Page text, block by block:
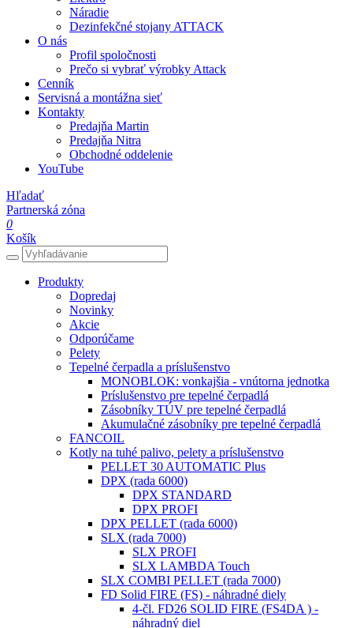
Náradie
Dezinfekčné stojany ATTACK
O nás
Profil spoločnosti
Prečo si vybrať výrobky Attack
Cenník
Servisná a montážna sieť
Kontakty
Predajňa Martin
Predajňa Nitra
Obchodné oddelenie
YouTube
Hľadať
Partnerská zóna
0
Košík
Produkty
Dopredaj
Novinky
Akcie
Odporúčame
Pelety
Tepelné čerpadla a príslušenstvo
MONOBLOK: vonkajšia - vnútorna jednotka
Príslušenstvo pre tepelné čerpadlá
Zásobníky TÚV pre tepelné čerpadlá
Akumulačné zásobníky pre tepelné čerpadlá
FANCOIL
Kotly na tuhé palivo, pelety a príslušenstvo
PELLET 30 AUTOMATIC Plus
DPX (rada 6000)
DPX STANDARD
DPX PROFI
DPX PELLET (rada 6000)
SLX (rada 7000)
SLX PROFI
SLX LAMBDA Touch
SLX COMBI PELLET (rada 7000)
FD Solid FIRE (FS) - náhradné diely
4-čl. FD26 SOLID FIRE (FS4DA ) -
náhradný diel